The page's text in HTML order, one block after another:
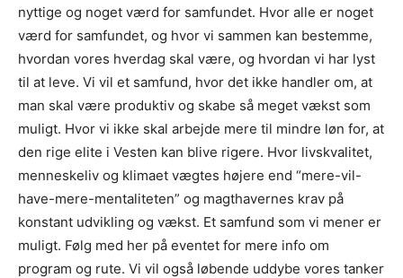
nyttige og noget værd for samfundet. Hvor alle er noget
værd for samfundet, og hvor vi sammen kan bestemme,
hvordan vores hverdag skal være, og hvordan vi har lyst
til at leve. Vi vil et samfund, hvor det ikke handler om, at
man skal være produktiv og skabe så meget vækst som
muligt. Hvor vi ikke skal arbejde mere til mindre løn for, at
den rige elite i Vesten kan blive rigere. Hvor livskvalitet,
menneskeliv og klimaet vægtes højere end “mere-vil-
have-mere-mentaliteten” og magthavernes krav på
konstant udvikling og vækst. Et samfund som vi mener er
muligt. Følg med her på eventet for mere info om
program og rute. Vi vil også løbende uddybe vores tanker